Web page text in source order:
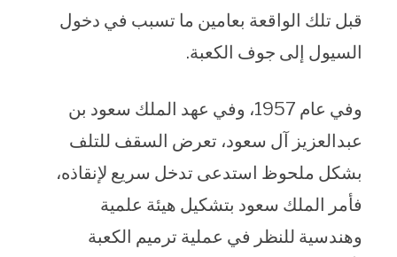
قبل تلك الواقعة بعامين ما تسبب في دخول
السيول إلى جوف الكعبة.
وفي عام 1957، وفي عهد الملك سعود بن
عبدالعزيز آل سعود، تعرض السقف للتلف
بشكل ملحوظ استدعى تدخل سريع لإنقاذه،
فأمر الملك سعود بتشكيل هيئة علمية
وهندسية للنظر في عملية ترميم الكعبة